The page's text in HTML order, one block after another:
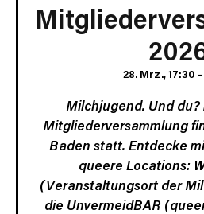
28. Mrz., 17:30 –
Milchjugend. Und
Mitgliederversammlung
Baden statt. Entdecke
queere Locations:
(Veranstaltungsort der
die UnvermeidBAR